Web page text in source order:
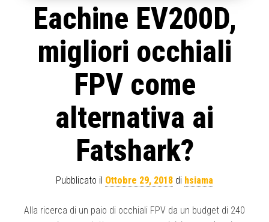
Eachine EV200D,
migliori occhiali
FPV come
alternativa ai
Fatshark?
Pubblicato il Ottobre 29, 2018 di hsiama
Alla ricerca di un paio di occhiali FPV da un budget di 240